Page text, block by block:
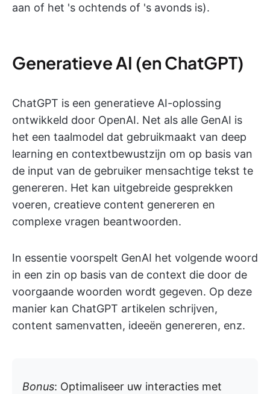
aan of het 's ochtends of 's avonds is).
Generatieve AI (en ChatGPT)
ChatGPT is een generatieve AI-oplossing
ontwikkeld door OpenAI. Net als alle GenAI is
het een taalmodel dat gebruikmaakt van deep
learning en contextbewustzijn om op basis van
de input van de gebruiker mensachtige tekst te
genereren. Het kan uitgebreide gesprekken
voeren, creatieve content genereren en
complexe vragen beantwoorden.
In essentie voorspelt GenAI het volgende woord
in een zin op basis van de context die door de
voorgaande woorden wordt gegeven. Op deze
manier kan ChatGPT artikelen schrijven,
content samenvatten, ideeën genereren, enz.
Bonus: Optimaliseer uw interacties met